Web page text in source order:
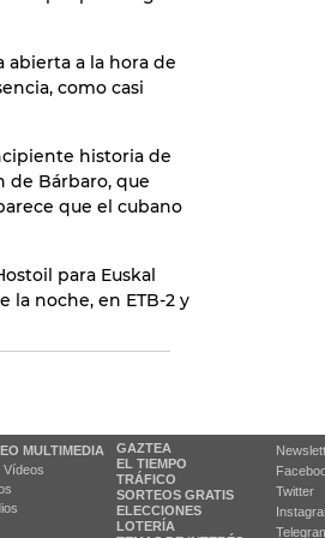
abierta a la hora de
como casi
historia de
de Bárbaro, que
que el cubano
para Euskal
la noche, en ETB-2 y
MULTIMEDIA
Vídeos
GAZTEA
EL TIEMPO
TRÁFICO
SORTEOS GRATIS
ELECCIONES
LOTERÍA
Twitter